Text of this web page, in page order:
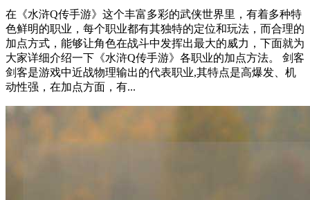
在《水浒Q传手游》这个丰富多彩的武侠世界里，有着多种特
色鲜明的职业，每个职业都有其独特的定位和玩法，而合理的
加点方式，能够让角色在战斗中发挥出最大的威力，下面就为
大家详细介绍一下《水浒Q传手游》各职业的加点方法。 剑客
剑客是游戏中近战物理输出的代表职业,其特点是高爆发、机
动性强，在加点方面，有...